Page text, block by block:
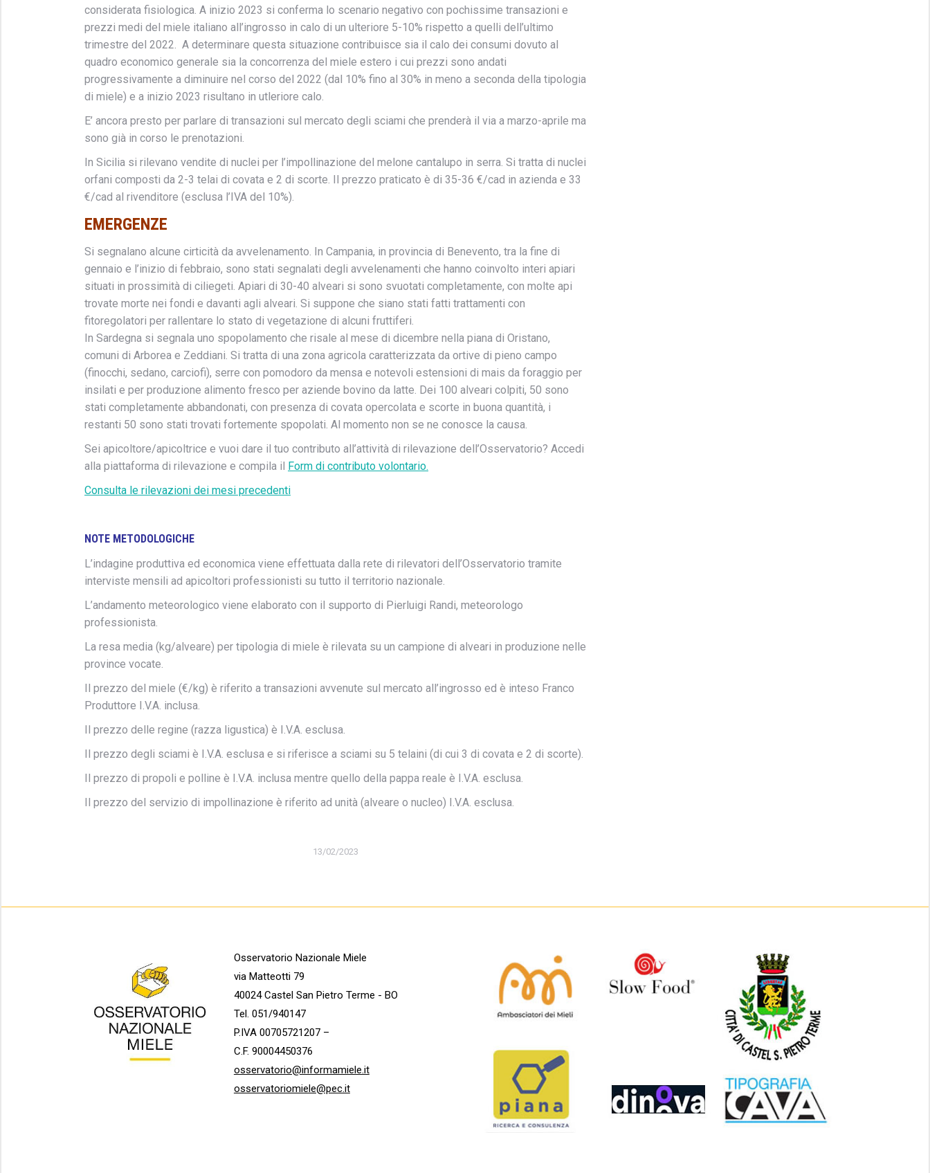
considerata fisiologica. A inizio 2023 si conferma lo scenario negativo con pochissime transazioni e
prezzi medi del miele italiano all’ingrosso in calo di un ulteriore 5-10% rispetto a quelli dell’ultimo
trimestre del 2022. A determinare questa situazione contribuisce sia il calo dei consumi dovuto al
quadro economico generale sia la concorrenza del miele estero i cui prezzi sono andati
progressivamente a diminuire nel corso del 2022 (dal 10% fino al 30% in meno a seconda della tipologia
di miele) e a inizio 2023 risultano in utleriore calo.
E’ ancora presto per parlare di transazioni sul mercato degli sciami che prenderà il via a marzo-aprile ma
sono già in corso le prenotazioni.
In Sicilia si rilevano vendite di nuclei per l’impollinazione del melone cantalupo in serra. Si tratta di nuclei
orfani composti da 2-3 telai di covata e 2 di scorte. Il prezzo praticato è di 35-36 €/cad in azienda e 33
€/cad al rivenditore (esclusa l’IVA del 10%).
EMERGENZE
Si segnalano alcune cirticità da avvelenamento. In Campania, in provincia di Benevento, tra la fine di
gennaio e l’inizio di febbraio, sono stati segnalati degli avvelenamenti che hanno coinvolto interi apiari
situati in prossimità di ciliegeti. Apiari di 30-40 alveari si sono svuotati completamente, con molte api
trovate morte nei fondi e davanti agli alveari. Si suppone che siano stati fatti trattamenti con
fitoregolatori per rallentare lo stato di vegetazione di alcuni fruttiferi.
In Sardegna si segnala uno spopolamento che risale al mese di dicembre nella piana di Oristano,
comuni di Arborea e Zeddiani. Si tratta di una zona agricola caratterizzata da ortive di pieno campo
(finocchi, sedano, carciofi), serre con pomodoro da mensa e notevoli estensioni di mais da foraggio per
insilati e per produzione alimento fresco per aziende bovino da latte. Dei 100 alveari colpiti, 50 sono
stati completamente abbandonati, con presenza di covata opercolata e scorte in buona quantità, i
restanti 50 sono stati trovati fortemente spopolati. Al momento non se ne conosce la causa.
Sei apicoltore/apicoltrice e vuoi dare il tuo contributo all’attività di rilevazione dell’Osservatorio? Accedi
alla piattaforma di rilevazione e compila il Form di contributo volontario.
Consulta le rilevazioni dei mesi precedenti
NOTE METODOLOGICHE
L’indagine produttiva ed economica viene effettuata dalla rete di rilevatori dell’Osservatorio tramite
interviste mensili ad apicoltori professionisti su tutto il territorio nazionale.
L’andamento meteorologico viene elaborato con il supporto di Pierluigi Randi, meteorologo
professionista.
La resa media (kg/alveare) per tipologia di miele è rilevata su un campione di alveari in produzione nelle
province vocate.
Il prezzo del miele (€/kg) è riferito a transazioni avvenute sul mercato all’ingrosso ed è inteso Franco
Produttore I.V.A. inclusa.
Il prezzo delle regine (razza ligustica) è I.V.A. esclusa.
Il prezzo degli sciami è I.V.A. esclusa e si riferisce a sciami su 5 telaini (di cui 3 di covata e 2 di scorte).
Il prezzo di propoli e polline è I.V.A. inclusa mentre quello della pappa reale è I.V.A. esclusa.
Il prezzo del servizio di impollinazione è riferito ad unità (alveare o nucleo) I.V.A. esclusa.
13/02/2023
Osservatorio Nazionale Miele
via Matteotti 79
40024 Castel San Pietro Terme - BO
Tel. 051/940147
P.IVA 00705721207 –
C.F. 90004450376
osservatorio@informamiele.it
osservatoriomiele@pec.it